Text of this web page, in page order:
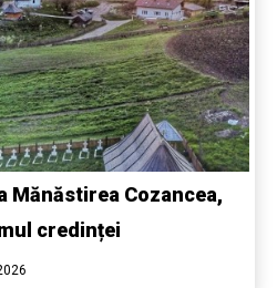
Mănăstirea Cozancea,
credinței